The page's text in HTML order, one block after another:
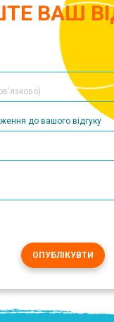
ВАШ
до вашого відгуку
ОПУБЛІКУВТИ